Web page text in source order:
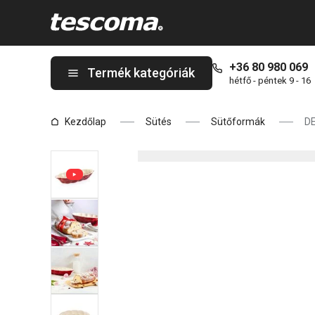
Termék kategóriák +36 80 980 069
hétfő - péntek 9 - 16
Kezdőlap Sütés Sütőformák